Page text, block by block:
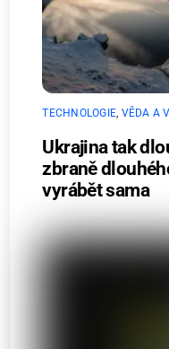
TECHNOLOGIE, VĚDA A
Ukrajina tak
zbraně
vyrábět sama